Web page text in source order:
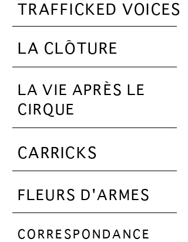
TRAFFICKED VOICES
LA CLÔTURE
LA VIE APRÈS LE
CIRQUE
CARRICKS
FLEURS D'ARMES
CORRESPONDANCE